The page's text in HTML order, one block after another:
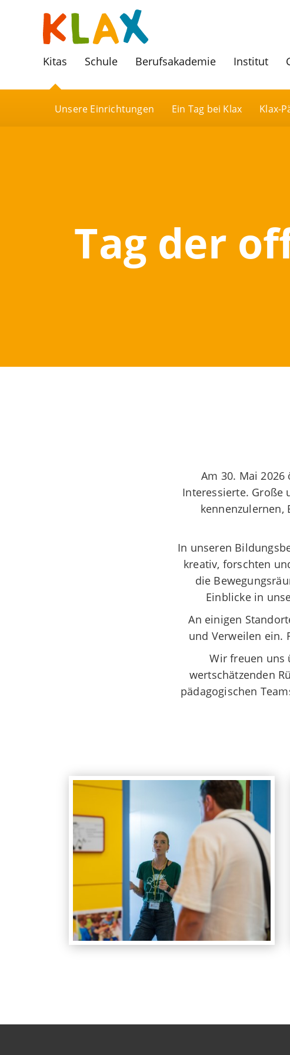
Kitas
Unsere Einrichtungen Ein Tag bei Klax Klax-
Schule Berufsakademie Institut
Tag der
Am 30. Mai
Interessierte. Große
kennenzulernen,
In unseren
kreativ, forschten
die
Einblicke in
An einigen
und Verweilen ein.
Wir freuen uns
wertschätzenden
pädagogischen